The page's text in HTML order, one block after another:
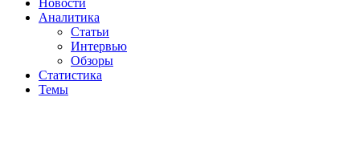
Новости
Аналитика
Статьи
Интервью
Обзоры
Статистика
Темы